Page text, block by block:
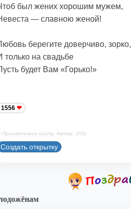
был жених хорошим мужем,
— славною женой!
берегите доверчиво, зорко,
только на свадьбе
будет Вам «Горько!»
1556
Принадлежит сайту. Автор: z55z
Создать открытку